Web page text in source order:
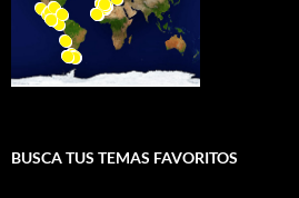
BUSCA TUS TEMAS FAVORITOS